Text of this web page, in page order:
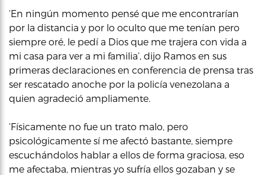
‘En ningún momento pensé que me encontrarían
por la distancia y por lo oculto que me tenían pero
siempre oré, le pedí a Dios que me trajera con vida a
mi casa para ver a mi familia’, dijo Ramos en sus
primeras declaraciones en conferencia de prensa tras
ser rescatado anoche por la policía venezolana a
quien agradeció ampliamente.
‘Físicamente no fue un trato malo, pero
psicológicamente sí me afectó bastante, siempre
escuchándolos hablar a ellos de forma graciosa, eso
me afectaba, mientras yo sufría ellos gozaban y se